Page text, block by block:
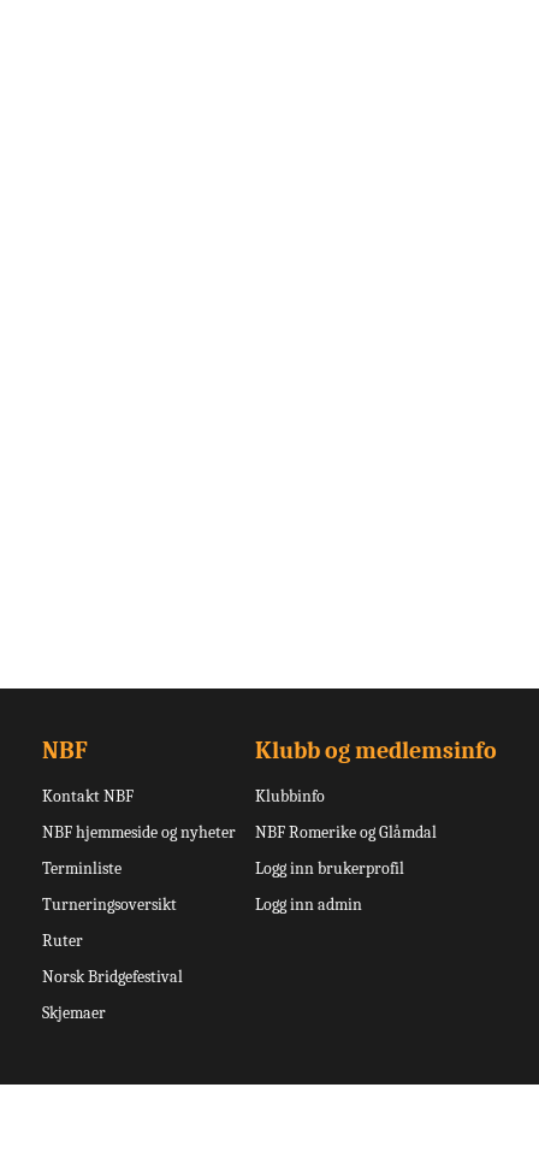
NBF
Kontakt NBF
NBF hjemmeside og nyheter
Terminliste
Turneringsoversikt
Ruter
Norsk Bridgefestival
Skjemaer
Klubb og medlemsinfo
Klubbinfo
NBF Romerike og Glåmdal
Logg inn brukerprofil
Logg inn admin